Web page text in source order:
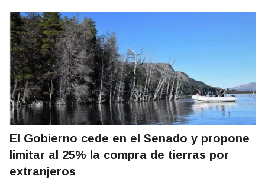
El Gobierno cede en el Senado y propone
limitar al 25% la compra de tierras por
extranjeros